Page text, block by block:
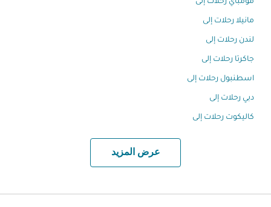
مومباي رحلات إلى
مانيلا رحلات إلى
لندن رحلات إلى
جاكرتا رحلات إلى
اسطنبول رحلات إلى
دبي رحلات إلى
كاليكوت رحلات إلى
عرض المزيد